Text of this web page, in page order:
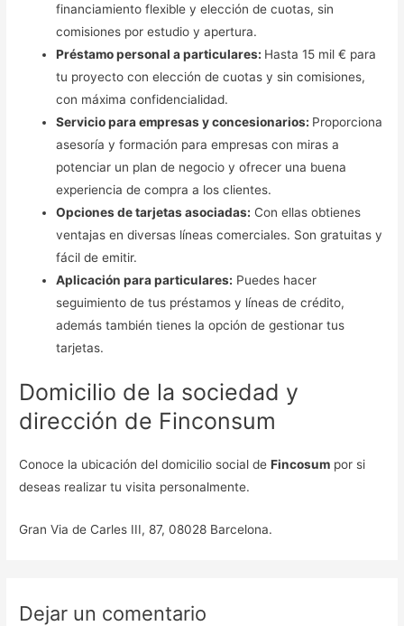
financiamiento flexible y elección de cuotas, sin
comisiones por estudio y apertura.
Préstamo personal a particulares: Hasta 15 mil € para
tu proyecto con elección de cuotas y sin comisiones,
con máxima confidencialidad.
Servicio para empresas y concesionarios: Proporciona
asesoría y formación para empresas con miras a
potenciar un plan de negocio y ofrecer una buena
experiencia de compra a los clientes.
Opciones de tarjetas asociadas: Con ellas obtienes
ventajas en diversas líneas comerciales. Son gratuitas y
fácil de emitir.
Aplicación para particulares: Puedes hacer
seguimiento de tus préstamos y líneas de crédito,
además también tienes la opción de gestionar tus
tarjetas.
Domicilio de la sociedad y
dirección de Finconsum
Conoce la ubicación del domicilio social deFincosum por si
deseas realizar tu visita personalmente.
Gran Via de Carles III, 87, 08028 Barcelona.
Dejar un comentario